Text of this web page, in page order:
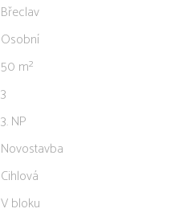
Břeclav
Osobní
50 m²
3
3. NP
Novostavba
Cihlová
V bloku